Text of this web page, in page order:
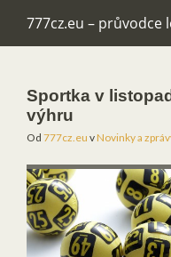
777cz.eu – průvodce
Sportka v
výhru
Od 777cz.eu vNovinky a